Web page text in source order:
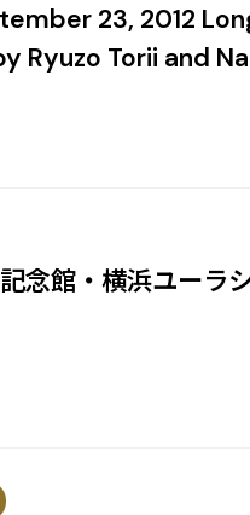
23, 2012
Ryuzo Torii and
念館・横浜ユーラ